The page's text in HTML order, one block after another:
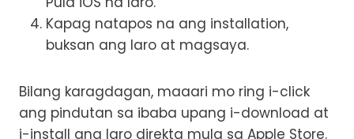
Kapag natapos na ang installation,
buksan ang laro at magsaya.
Bilang karagdagan, maaari mo ring i-click
ang pindutan sa ibaba upang i-download at
i-install ang laro direkta mula sa Apple Store.